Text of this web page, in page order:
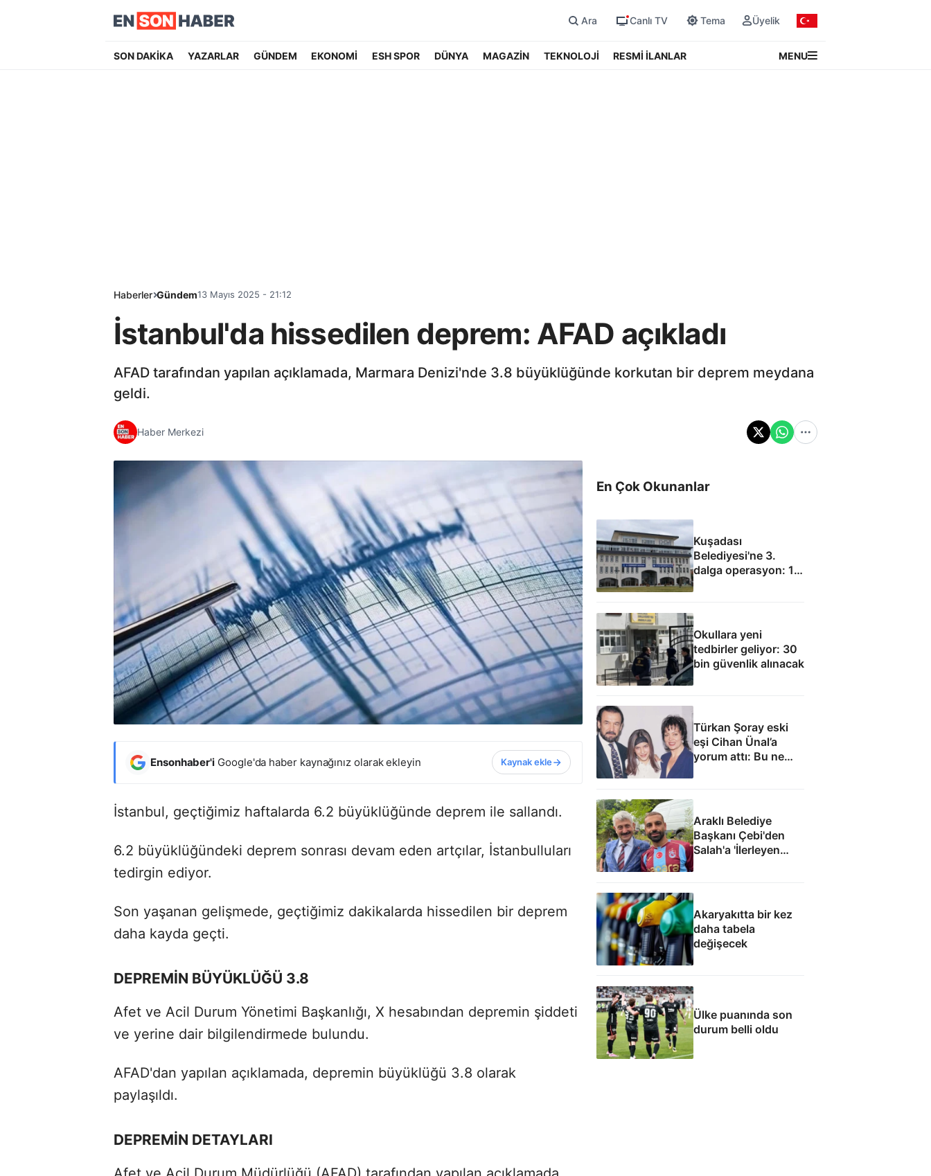
Ara Canlı TV Tema Üyelik
SON DAKİKA YAZARLAR GÜNDEM EKONOMİ ESH SPOR DÜNYA MAGAZİN TEKNOLOJİ RESMİ İLANLAR MENU
Haberler Gündem13 Mayıs 2025 - 21:12
İstanbul'da hissedilen deprem: AFAD açıkladı
AFAD tarafından yapılan açıklamada, Marmara Denizi'nde 3.8 büyüklüğünde korkutan bir deprem meydana
geldi.
Haber Merkezi
Ensonhaber'i Google'da haber kaynağınız olarak ekleyin Kaynak ekle
İstanbul, geçtiğimiz haftalarda 6.2 büyüklüğünde deprem ile sallandı.
6.2 büyüklüğündeki deprem sonrası devam eden artçılar, İstanbulluları
tedirgin ediyor.
Son yaşanan gelişmede, geçtiğimiz dakikalarda hissedilen bir deprem
daha kayda geçti.
DEPREMİN BÜYÜKLÜĞÜ 3.8
Afet ve Acil Durum Yönetimi Başkanlığı, X hesabından depremin şiddeti
ve yerine dair bilgilendirmede bulundu.
AFAD'dan yapılan açıklamada, depremin büyüklüğü 3.8 olarak
paylaşıldı.
DEPREMİN DETAYLARI
En Çok Okunanlar
Kuşadası
Belediyesi'ne 3.
dalga operasyon: 15
gözaltı
Okullara yeni
tedbirler geliyor: 30
bin güvenlik alınacak
Türkan Şoray eski
eşi Cihan Ünal’a
yorum attı: Bu ne
Araklı Belediye
Başkanı Çebi'den
Salah'a 'İlerleyen
yıllarda Mısır'a
yaşa' teklifi
Akaryakıtta bir kez
daha tabela
değişecek
Ülke puanında son
durum belli oldu